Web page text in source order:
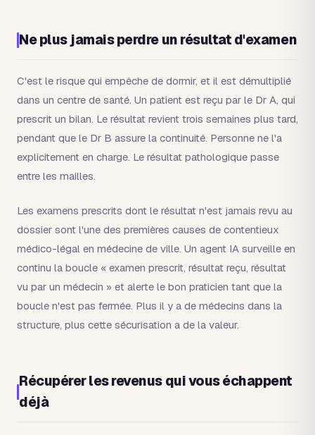
Ne plus jamais perdre un résultat d'examen
C'est le risque qui empêche de dormir, et il est démultiplié
dans un centre de santé. Un patient est reçu par le Dr A, qui
prescrit un bilan. Le résultat revient trois semaines plus tard,
pendant que le Dr B assure la continuité. Personne ne l'a
explicitement en charge. Le résultat pathologique passe
entre les mailles.
Les examens prescrits dont le résultat n'est jamais revu au
dossier sont l'une des premières causes de contentieux
médico-légal en médecine de ville. Un agent IA surveille en
continu la boucle « examen prescrit, résultat reçu, résultat
vu par un médecin » et alerte le bon praticien tant que la
boucle n'est pas fermée. Plus il y a de médecins dans la
structure, plus cette sécurisation a de la valeur.
Récupérer les revenus qui vous échappent
déjà